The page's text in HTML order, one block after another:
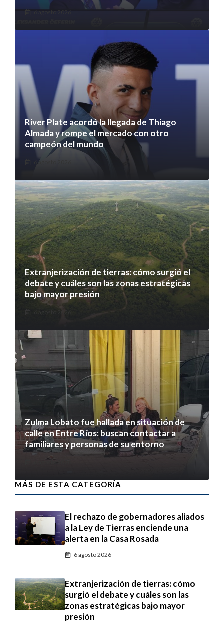
6 agosto 2026
River Plate acordó la llegada de Thiago
Almada y rompe el mercado con otro
campeón del mundo
6 agosto 2026
Extranjerización de tierras: cómo surgió el
debate y cuáles son las zonas estratégicas
bajo mayor presión
Zulma Lobato fue hallada en situación de
calle en Entre Ríos: buscan contactar a
familiares y personas de su entorno
MÁS DE ESTA CATEGORÍA
El rechazo de gobernadores aliados
a la Ley de Tierras enciende una
alerta en la Casa Rosada
6 agosto 2026
Extranjerización de tierras: cómo
surgió el debate y cuáles son las
zonas estratégicas bajo mayor
presión